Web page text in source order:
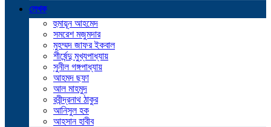
লেখক
হুমায়ূন আহমেদ
সমরেশ মজুমদার
মুহম্মদ জাফর ইকবাল
শীর্ষেন্দু মুখ্যপাধ্যায়
সুনীল গঙ্গপাধ্যায়
আহমদ ছফা
আল মাহমুদ
রবীন্দ্রনাথ ঠাকুর
আনিসুল হক
আহসান হাবীব